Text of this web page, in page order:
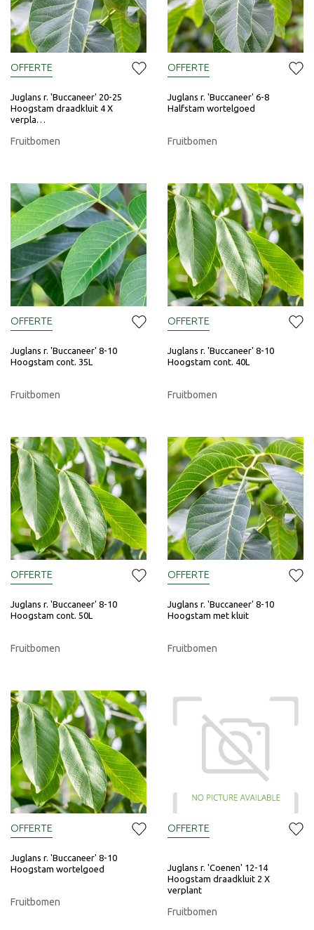
Juglans r. 'Buccaneer' 20-25
Hoogstam draadkluit 4 X
verpla…
Fruitbomen
OFFERTE
Juglans r. 'Buccaneer' 6-8
Halfstam wortelgoed
Fruitbomen
OFFERTE
Juglans r. 'Buccaneer' 8-10
Hoogstam cont. 35L
Fruitbomen
OFFERTE
Juglans r. 'Buccaneer' 8-10
Hoogstam cont. 40L
Fruitbomen
OFFERTE
Juglans r. 'Buccaneer' 8-10
Hoogstam cont. 50L
Fruitbomen
OFFERTE
Juglans r. 'Buccaneer' 8-10
Hoogstam met kluit
Fruitbomen
OFFERTE
Juglans r. 'Buccaneer' 8-10
Hoogstam wortelgoed
Fruitbomen
OFFERTE
Juglans r. 'Coenen' 12-14
Hoogstam draadkluit 2 X
verplant
Fruitbomen
OFFERTE